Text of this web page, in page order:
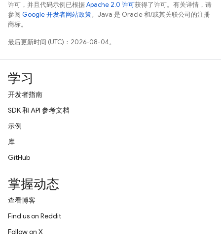
许可，并且代码示例已根据Apache 2.0 许可获得了许可。有关详情，请
参阅 Google 开发者网站政策。Java 是 Oracle 和/或其关联公司的注册
商标。
最后更新时间 (UTC)：2026-08-04。
学习
开发者指南
SDK 和 API 参考文档
示例
库
GitHub
掌握动态
查看博客
Find us on Reddit
Follow on X